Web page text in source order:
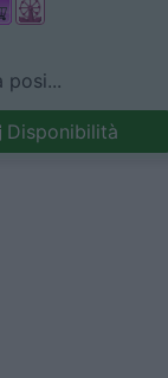
posi...
Disponibilità